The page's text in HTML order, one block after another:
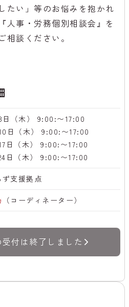
たい」等のお悩みを抱かれ
人事・労務個別相談会』を
相談ください。
日（木） 9:00:〜17:00
日（木） 9:00:〜17:00
日（木） 9:00:〜17:00
日（木） 9:00:〜17:00
ず支援拠点
（コーディネーター）
付は終了しました